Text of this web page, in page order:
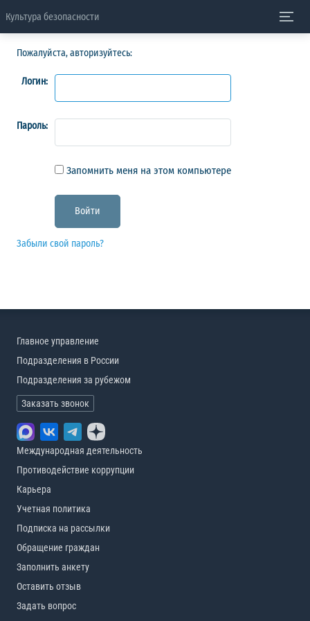
Культура безопасности
Пожалуйста, авторизуйтесь:
Логин:
Пароль:
Запомнить меня на этом компьютере
Забыли свой пароль?
Главное управление
Подразделения в России
Подразделения за рубежом
Заказать звонок
Международная деятельность
Противодействие коррупции
Карьера
Учетная политика
Подписка на рассылки
Обращение граждан
Заполнить анкету
Оставить отзыв
Задать вопрос